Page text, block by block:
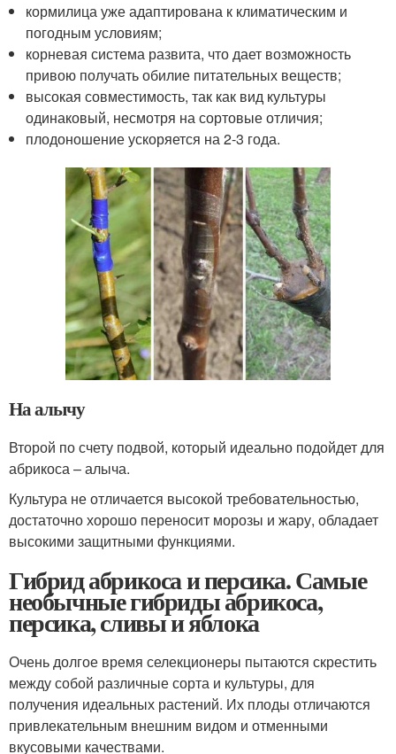
кормилица уже адаптирована к климатическим и
погодным условиям;
корневая система развита, что дает возможность
привою получать обилие питательных веществ;
высокая совместимость, так как вид культуры
одинаковый, несмотря на сортовые отличия;
плодоношение ускоряется на 2-3 года.
На алычу
Второй по счету подвой, который идеально подойдет для
абрикоса – алыча.
Культура не отличается высокой требовательностью,
достаточно хорошо переносит морозы и жару, обладает
высокими защитными функциями.
Гибрид абрикоса и персика. Самые
необычные гибриды абрикоса,
персика, сливы и яблока
Очень долгое время селекционеры пытаются скрестить
между собой различные сорта и культуры, для
получения идеальных растений. Их плоды отличаются
привлекательным внешним видом и отменными
вкусовыми качествами.